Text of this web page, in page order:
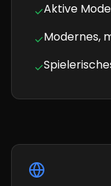
✓Aktive
✓Modernes,
✓